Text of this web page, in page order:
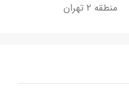
منطقه ۲ تهران